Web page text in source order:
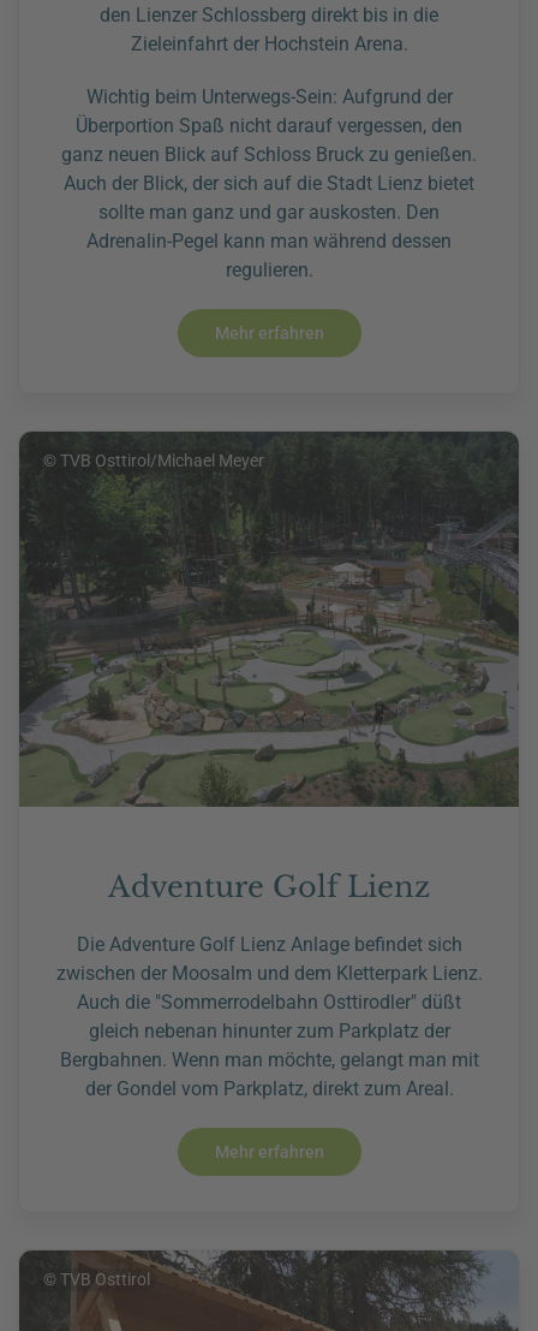
den Lienzer Schlossberg direkt bis in die
Zieleinfahrt der Hochstein Arena.
Wichtig beim Unterwegs-Sein: Aufgrund der
Überportion Spaß nicht darauf vergessen, den
ganz neuen Blick auf Schloss Bruck zu genießen.
Auch der Blick, der sich auf die Stadt Lienz bietet
sollte man ganz und gar auskosten. Den
Adrenalin-Pegel kann man während dessen
regulieren.
Mehr erfahren
© TVB Osttirol/Michael Meyer
Adventure Golf Lienz
Die Adventure Golf Lienz Anlage befindet sich
zwischen der Moosalm und dem Kletterpark Lienz.
Auch die "Sommerrodelbahn Osttirodler" düßt
gleich nebenan hinunter zum Parkplatz der
Bergbahnen. Wenn man möchte, gelangt man mit
der Gondel vom Parkplatz, direkt zum Areal.
Mehr erfahren
© TVB Osttirol